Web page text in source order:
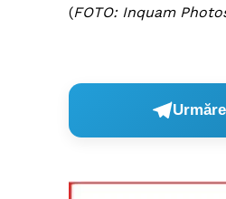
(FOTO: Inquam